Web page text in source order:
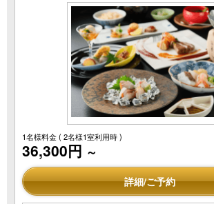
1名様料金( 2名様1室利用時 )
36,300円 ～
詳細/ご予約